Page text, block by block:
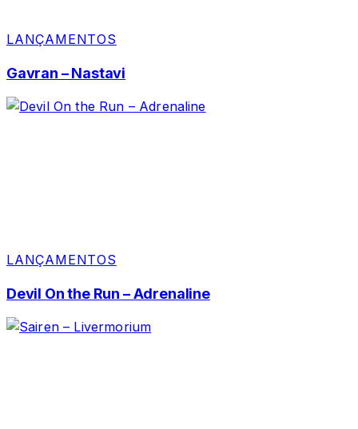
LANÇAMENTOS
Gavran – Nastavi
LANÇAMENTOS
Devil On the Run – Adrenaline